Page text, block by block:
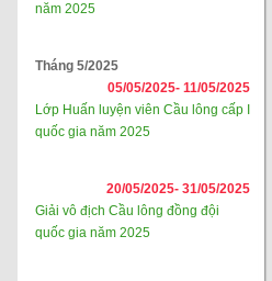
năm 2025
Tháng 5/2025
05/05/2025- 11/05/2025
Lớp Huấn luyện viên Cầu lông cấp I
quốc gia năm 2025
20/05/2025- 31/05/2025
Giải vô địch Cầu lông đồng đội
quốc gia năm 2025